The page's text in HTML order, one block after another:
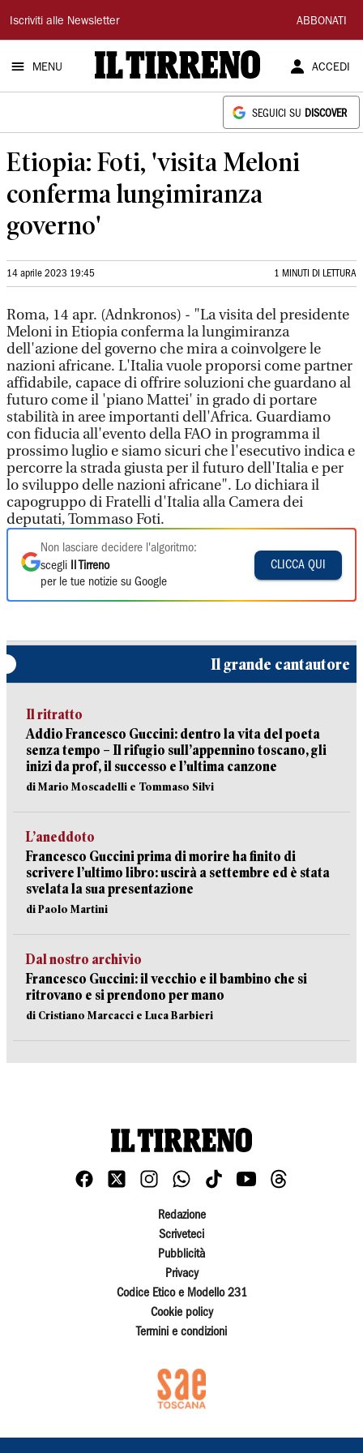
Il
Tirreno
Iscriviti alle Newsletter ABBONATI
MENU ACCEDI
SEGUICI SU DISCOVER
Etiopia: Foti, 'visita Meloni
conferma lungimiranza
governo'
14 aprile 2023 19:45 1 MINUTI DI LETTURA
Roma, 14 apr. (Adnkronos) - "La visita del presidente
Meloni in Etiopia conferma la lungimiranza
dell'azione del governo che mira a coinvolgere le
nazioni africane. L'Italia vuole proporsi come partner
affidabile, capace di offrire soluzioni che guardano al
futuro come il 'piano Mattei' in grado di portare
stabilità in aree importanti dell'Africa. Guardiamo
con fiducia all'evento della FAO in programma il
prossimo luglio e siamo sicuri che l'esecutivo indica e
percorre la strada giusta per il futuro dell'Italia e per
lo sviluppo delle nazioni africane". Lo dichiara il
capogruppo di Fratelli d'Italia alla Camera dei
deputati, Tommaso Foti.
Non lasciare decidere l'algoritmo:
scegli
Il Tirreno
per le tue notizie su Google
CLICCA QUI
Il grande cantautore
Il ritratto
Addio Francesco Guccini: dentro la vita del poeta
senza tempo – Il rifugio sull’appennino toscano, gli
inizi da prof, il successo e l’ultima canzone
di Mario Moscadelli e Tommaso Silvi
L’aneddoto
Francesco Guccini prima di morire ha finito di
scrivere l’ultimo libro: uscirà a settembre ed è stata
svelata la sua presentazione
di Paolo Martini
Dal nostro archivio
Francesco Guccini: il vecchio e il bambino che si
ritrovano e si prendono per mano
di Cristiano Marcacci e Luca Barbieri
Redazione
Scriveteci
Pubblicità
Privacy
Codice Etico e Modello 231
Cookie policy
Termini e condizioni